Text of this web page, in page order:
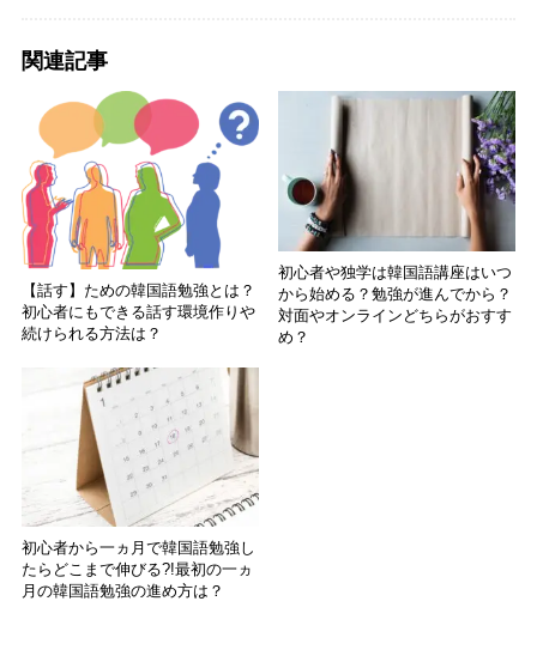
関連記事
【話す】ための韓国語勉強とは？
初心者にもできる話す環境作りや
続けられる方法は？
初心者や独学は韓国語講座はいつ
から始める？勉強が進んでから？
対面やオンラインどちらがおすす
め？
初心者から一ヵ月で韓国語勉強し
たらどこまで伸びる?!最初の一ヵ
月の韓国語勉強の進め方は？